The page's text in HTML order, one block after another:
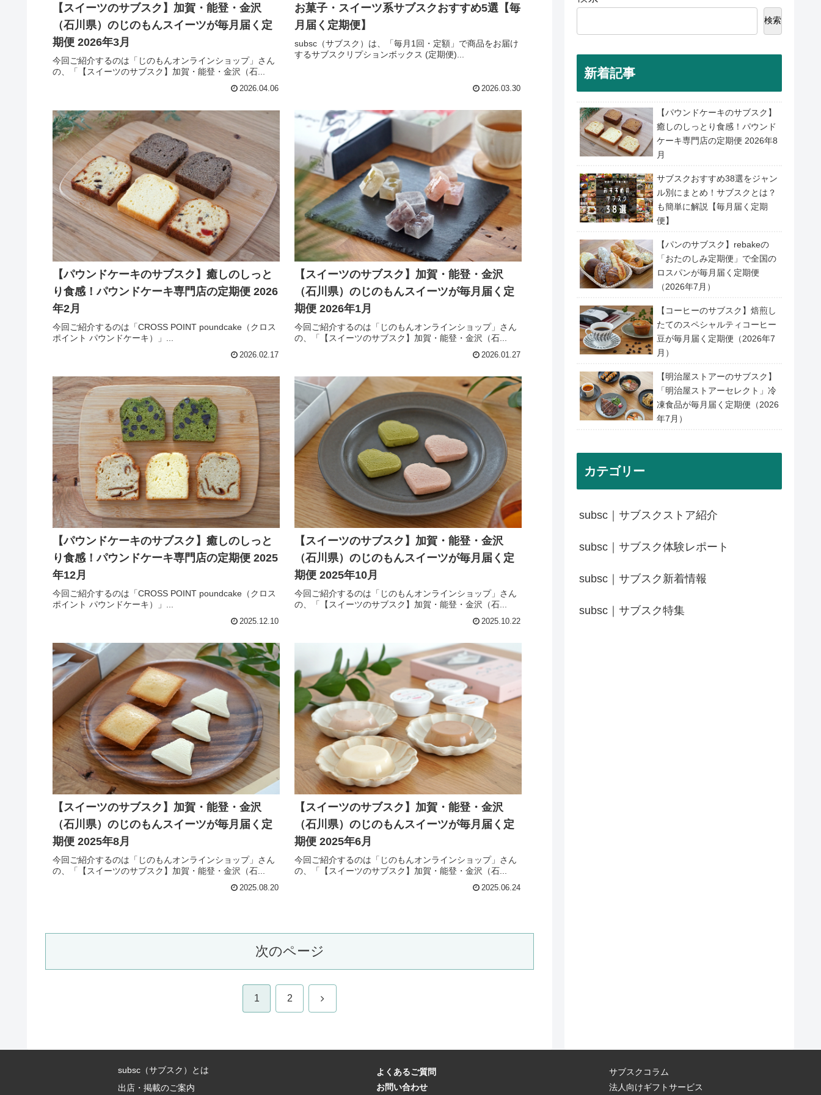
【スイーツのサブスク】加賀・能登・金沢
（石川県）のじのもんスイーツが毎月届く定
期便 2026年3月
今回ご紹介するのは「じのもんオンラインショップ」さん
の、「【スイーツのサブスク】加賀・能登・金沢（石...
2026.04.06
お菓子・スイーツ系サブスクおすすめ5選【毎
月届く定期便】
subsc（サブスク）は、「毎月1回・定額」で商品をお届け
するサブスクリプションボックス (定期便)...
2026.03.30
【パウンドケーキのサブスク】癒しのしっと
り食感！パウンドケーキ専門店の定期便 2026
年2月
今回ご紹介するのは「CROSS POINT poundcake（クロス
ポイント パウンドケーキ）」...
2026.02.17
【スイーツのサブスク】加賀・能登・金沢
（石川県）のじのもんスイーツが毎月届く定
期便 2026年1月
今回ご紹介するのは「じのもんオンラインショップ」さん
の、「【スイーツのサブスク】加賀・能登・金沢（石...
2026.01.27
【パウンドケーキのサブスク】癒しのしっと
り食感！パウンドケーキ専門店の定期便 2025
年12月
今回ご紹介するのは「CROSS POINT poundcake（クロス
ポイント パウンドケーキ）」...
2025.12.10
【スイーツのサブスク】加賀・能登・金沢
（石川県）のじのもんスイーツが毎月届く定
期便 2025年10月
今回ご紹介するのは「じのもんオンラインショップ」さん
の、「【スイーツのサブスク】加賀・能登・金沢（石...
2025.10.22
【スイーツのサブスク】加賀・能登・金沢
（石川県）のじのもんスイーツが毎月届く定
期便 2025年8月
今回ご紹介するのは「じのもんオンラインショップ」さん
の、「【スイーツのサブスク】加賀・能登・金沢（石...
2025.08.20
【スイーツのサブスク】加賀・能登・金沢
（石川県）のじのもんスイーツが毎月届く定
期便 2025年6月
今回ご紹介するのは「じのもんオンラインショップ」さん
の、「【スイーツのサブスク】加賀・能登・金沢（石...
2025.06.24
次のページ
1 2 次
検索
新着記事
【パウンドケーキのサブスク】
癒しのしっとり食感！パウンド
ケーキ専門店の定期便 2026年8
月
サブスクおすすめ38選をジャン
ル別にまとめ！サブスクとは？
も簡単に解説【毎月届く定期
便】
【パンのサブスク】rebakeの
「おたのしみ定期便」で全国の
ロスパンが毎月届く定期便
（2026年7月）
【コーヒーのサブスク】焙煎し
たてのスペシャルティコーヒー
豆が毎月届く定期便（2026年7
月）
【明治屋ストアーのサブスク】
「明治屋ストアーセレクト」冷
凍食品が毎月届く定期便（2026
年7月）
カテゴリー
subsc｜サブスクストア紹介
subsc｜サブスク体験レポート
subsc｜サブスク新着情報
subsc｜サブスク特集
subsc（サブスク）とは
出店・掲載のご案内
よくあるご質問
お問い合わせ
サブスクコラム
法人向けギフトサービス